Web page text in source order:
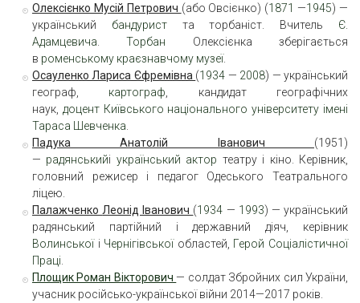
Олексієнко Мусій Петрович (або Овсієнко) (1871 —1945) —
український бандуристта торбаніст. Вчитель Є.
Адамцевича .Торбан Олексієнка зберігається
в роменському краєзнавчому музеї.
Осауленко Лариса Єфремівна (1934 — 2008) — український
географ, картограф , кандидат географічних
наук, доцент Київського національного університету імені
Тараса Шевченка
Падука Анатолій Іванович (1951)
— радянськийі український актор театру і кіно. Керівник,
головний режисер і педагог Одеського Театрального
ліцею.
Палажченко Леонід Іванович (1934 — 1993) — український
радянський партійний і державний діяч, керівник
Волинськоїі Чернігівськоїобластей, Герой Соціалістичної
Праці
Площик Роман Вікторович — солдат Збройних сил України,
учасник російсько-української війни 2014—2017 років.